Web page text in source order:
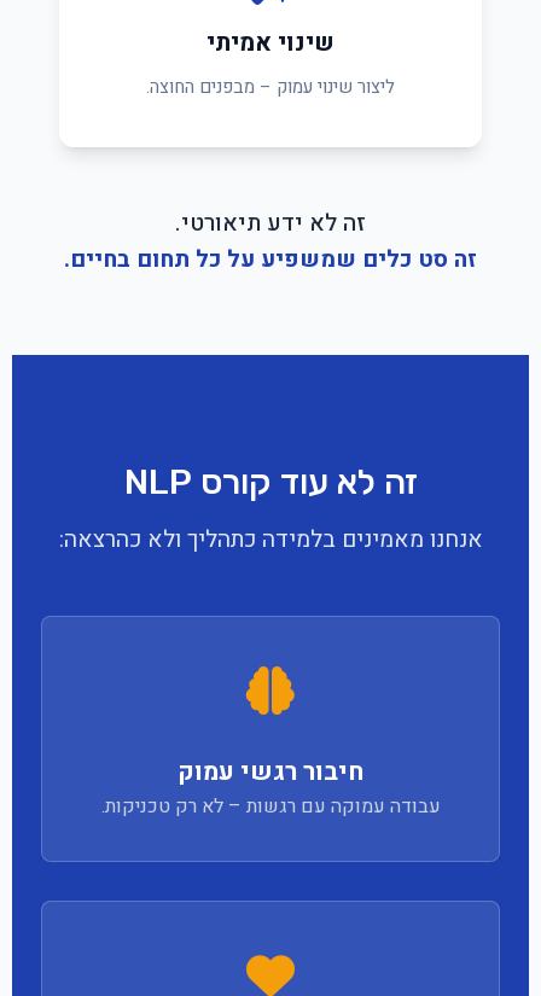
שינוי אמיתי
ליצור שינוי עמוק – מבפנים החוצה.
זה לא ידע תיאורטי.
זה סט כלים שמשפיע על כל תחום בחיים.
זה לא עוד קורס NLP
אנחנו מאמינים בלמידה כתהליך ולא כהרצאה:
חיבור רגשי עמוק
עבודה עמוקה עם רגשות – לא רק טכניקות.